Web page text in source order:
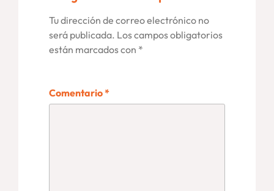
Tu dirección de correo electrónico no
será publicada. Los campos obligatorios
están marcados con *
Comentario*